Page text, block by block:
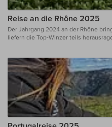
Reise an die Rhône 2025
Der Jahrgang 2024 an der Rhône
liefern die Top-Winzer teils